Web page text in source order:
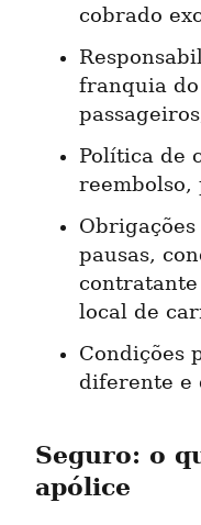
cobrado
franquia
Política de
reembolso,
pausas,
local de
Condições
diferente e
Seguro: o
apólice